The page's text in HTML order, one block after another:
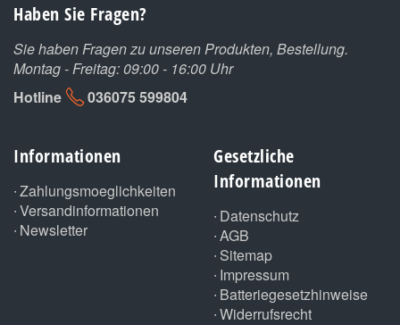
Haben Sie Fragen?
Sie haben Fragen zu unseren Produkten, Bestellung.
Montag - Freitag: 09:00 - 16:00 Uhr
Hotline
036075 599804
Informationen
Zahlungsmoeglichkeiten
Versandinformationen
Newsletter
Gesetzliche
Informationen
Datenschutz
AGB
Sitemap
Impressum
Batteriegesetzhinweise
Widerrufsrecht